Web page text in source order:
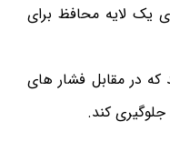
یک لایه محافظ برای
که در مقابل فشار های
کند.